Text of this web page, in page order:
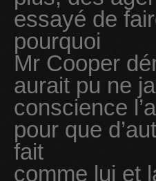
essayé de
pourquoi
Mr Cooper
aurait pu ne
conscience
pour que
fait
comme lui et